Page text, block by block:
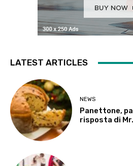
LATEST ARTICLES
NEWS
Panettone,
risposta di